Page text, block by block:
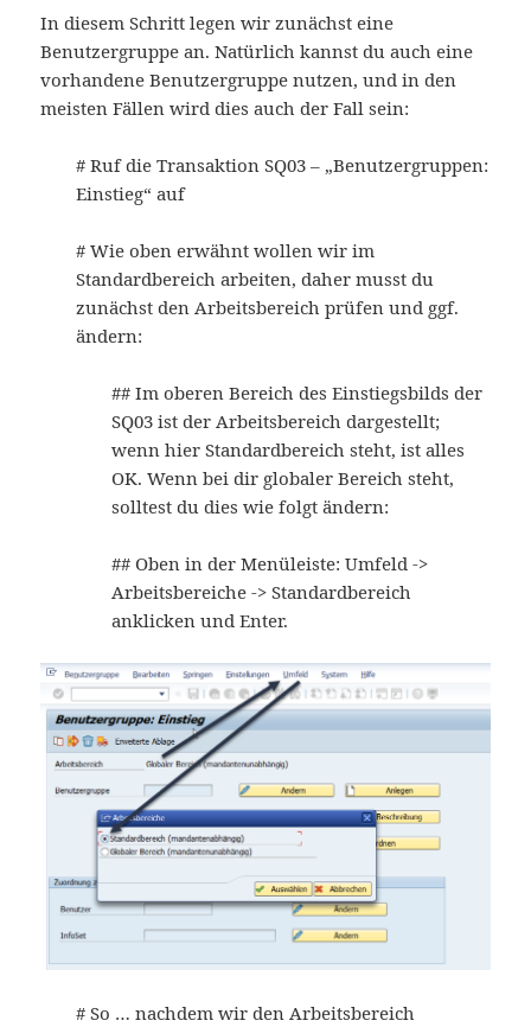
In diesem Schritt legen wir zunächst eine
Benutzergruppe an. Natürlich kannst du auch eine
vorhandene Benutzergruppe nutzen, und in den
meisten Fällen wird dies auch der Fall sein:
# Ruf die Transaktion SQ03 – „Benutzergruppen:
Einstieg“ auf
# Wie oben erwähnt wollen wir im
Standardbereich arbeiten, daher musst du
zunächst den Arbeitsbereich prüfen und ggf.
ändern:
## Im oberen Bereich des Einstiegsbilds der
SQ03 ist der Arbeitsbereich dargestellt;
wenn hier Standardbereich steht, ist alles
OK. Wenn bei dir globaler Bereich steht,
solltest du dies wie folgt ändern:
## Oben in der Menüleiste: Umfeld ->
Arbeitsbereiche -> Standardbereich
anklicken und Enter.
# So … nachdem wir den Arbeitsbereich